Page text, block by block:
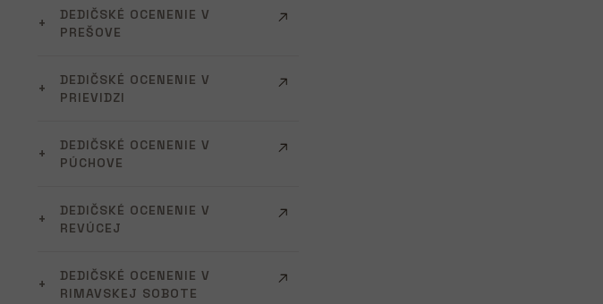
DEDIČSKÉ OCENENIE V
PREŠOVE
DEDIČSKÉ OCENENIE V
PRIEVIDZI
DEDIČSKÉ OCENENIE V
PÚCHOVE
DEDIČSKÉ OCENENIE V
REVÚCEJ
DEDIČSKÉ OCENENIE V
RIMAVSKEJ SOBOTE